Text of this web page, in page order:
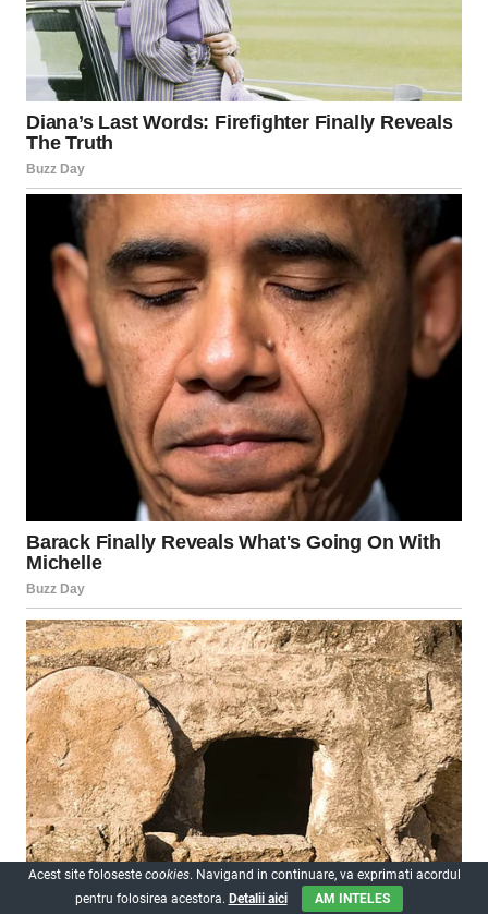
Acest site foloseste cookies. Navigand in continuare, va exprimati acordul
pentru folosirea acestora. Detalii aici AM INTELES